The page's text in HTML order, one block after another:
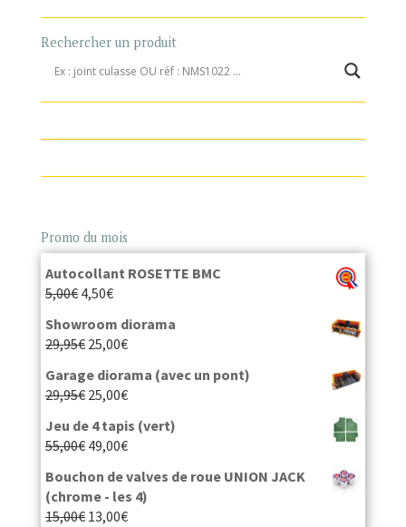
Rechercher un produit
Promo du mois
Autocollant ROSETTE BMC
5,00€ 4,50€
Showroom diorama
29,95€ 25,00€
Garage diorama (avec un pont)
29,95€ 25,00€
Jeu de 4 tapis (vert)
55,00€ 49,00€
Bouchon de valves de roue UNION JACK
(chrome - les 4)
15,00€ 13,00€